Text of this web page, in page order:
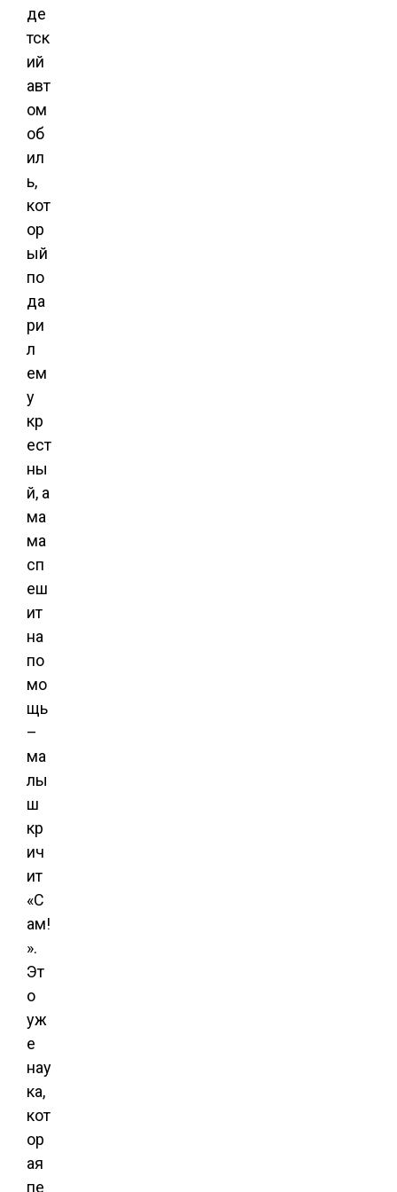
де
тск
ий
авт
ом
об
ил
ь,
кот
ор
ый
по
да
ри
л
ем
у
кр
ест
ны
й, а
ма
ма
сп
еш
ит
на
по
мо
щь
–
ма
лы
ш
кр
ич
ит
«С
ам!
».
Эт
о
уж
е
нау
ка,
кот
ор
ая
пе